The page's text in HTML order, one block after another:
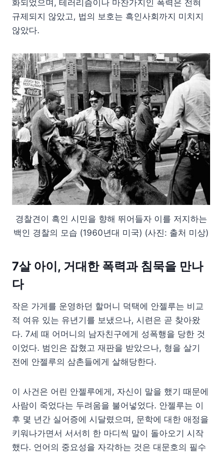
화되었으며, 테러리즘이나 마찬가지인 폭력은 전혀
규제되지 않았고, 법의 보호는 흑인사회까지 미치지
않았다.
경찰견이 흑인 시민을 향해 뛰어들자 이를 저지하는
백인 경찰의 모습 (1960년대 미국) (사진: 출처 미상)
7살 아이, 거대한 폭력과 침묵을 만나
다
작은 가게를 운영하던 할머니 덕택에 안젤루는 비교
적 여유 있는 유년기를 보냈으나, 시련은 곧 찾아왔
다. 7세 때 어머니의 남자친구에게 성폭행을 당한 것
이었다. 범인은 잡혔고 재판을 받았으나, 형을 살기
전에 안젤루의 삼촌들에게 살해당한다.
이 사건은 어린 안젤루에게, 자신이 말을 했기 때문에
사람이 죽었다는 두려움을 불어넣었다. 안젤루는 이
후 몇 년간 실어증에 시달렸으며, 문학에 대한 애정을
키워나가면서 서서히 한 마디씩 말이 돌아오기 시작
했다. 언어의 중요성을 자각하는 것은 대문호의 필수